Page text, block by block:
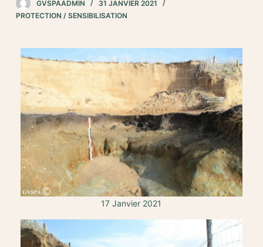
GVSPAADMIN
31 JANVIER 2021
PROTECTION / SENSIBILISATION
17 Janvier 2021